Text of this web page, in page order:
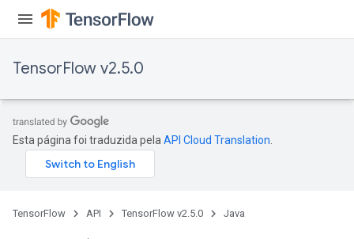
TensorFlow v2.5.0
Esta página foi traduzida pela API Cloud Translation
TensorFlow API TensorFlow v2.5.0 Java